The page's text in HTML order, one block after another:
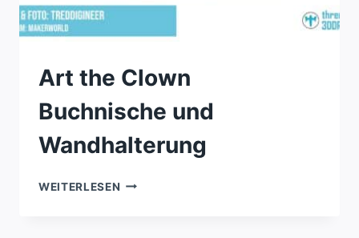
Art the Clown
Buchnische und
Wandhalterung
WEITERLESEN ART